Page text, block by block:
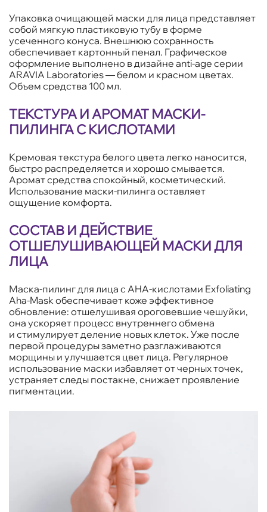
Упаковка очищающей маски для лица представляет
собой мягкую пластиковую тубу в форме
усеченного конуса. Внешнюю сохранность
обеспечивает картонный пенал. Графическое
оформление выполнено в дизайне anti-age серии
ARAVIA Laboratories — белом и красном цветах.
Объем средства 100 мл.
ТЕКСТУРА И АРОМАТ МАСКИ-
ПИЛИНГА С КИСЛОТАМИ
Кремовая текстура белого цвета легко наносится,
быстро распределяется и хорошо смывается.
Аромат средства спокойный, косметический.
Использование маски-пилинга оставляет
ощущение комфорта.
СОСТАВ И ДЕЙСТВИЕ
ОТШЕЛУШИВАЮЩЕЙ МАСКИ ДЛЯ
ЛИЦА
Маска-пилинг для лица с AHA-кислотами Exfoliating
Aha-Mask обеспечивает коже эффективное
обновление: отшелушивая ороговевшие чешуйки,
она ускоряет процесс внутреннего обмена
и стимулирует деление новых клеток. Уже после
первой процедуры заметно разглаживаются
морщины и улучшается цвет лица. Регулярное
использование маски избавляет от черных точек,
устраняет следы постакне, снижает проявление
пигментации.